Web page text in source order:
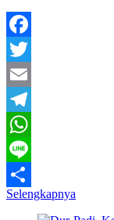
Facebook
Twitter
Email
Telegram
WhatsApp
Line
Share
Selengkapnya